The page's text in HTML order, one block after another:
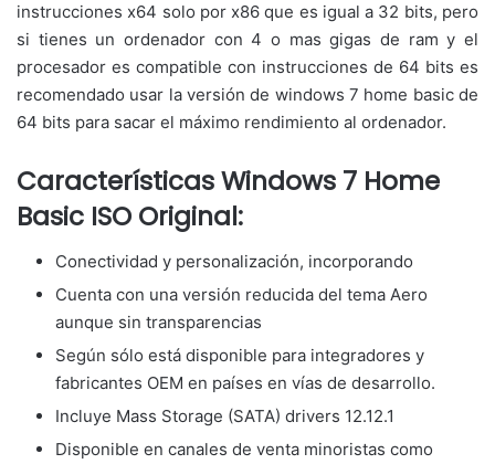
instrucciones x64 solo por x86 que es igual a 32 bits, pero
si tienes un ordenador con 4 o mas gigas de ram y el
procesador es compatible con instrucciones de 64 bits es
recomendado usar la versión de windows 7 home basic de
64 bits para sacar el máximo rendimiento al ordenador.
Características Windows 7 Home
Basic ISO Original:
Conectividad y personalización, incorporando
Cuenta con una versión reducida del tema Aero
aunque sin transparencias
Según sólo está disponible para integradores y
fabricantes OEM en países en vías de desarrollo.
Incluye Mass Storage (SATA) drivers 12.12.1
Disponible en canales de venta minoristas como